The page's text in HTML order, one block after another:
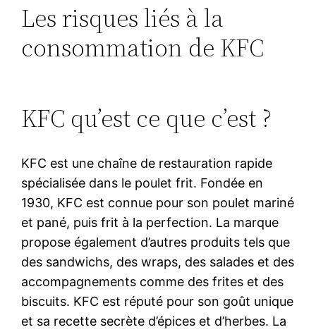
Les risques liés à la
consommation de KFC
KFC qu’est ce que c’est ?
KFC est une chaîne de restauration rapide
spécialisée dans le poulet frit. Fondée en
1930, KFC est connue pour son poulet mariné
et pané, puis frit à la perfection. La marque
propose également d’autres produits tels que
des sandwichs, des wraps, des salades et des
accompagnements comme des frites et des
biscuits. KFC est réputé pour son goût unique
et sa recette secrète d’épices et d’herbes. La